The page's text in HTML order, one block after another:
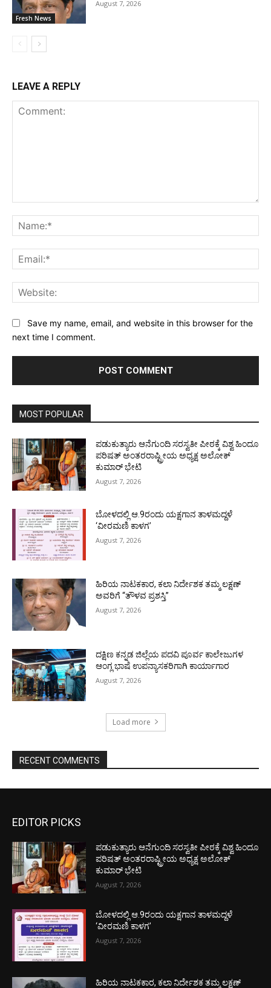
Fresh News
August 7, 2026
LEAVE A REPLY
Save my name, email, and website in this browser for the
next time I comment.
MOST POPULAR
ಪಡುಕುತ್ಯಾರು ಆನೆಗುಂದಿ ಸರಸ್ವತೀ ಪೀಠಕ್ಕೆ ವಿಶ್ವ ಹಿಂದೂ
ಪರಿಷತ್ ಅಂತರರಾಷ್ಟ್ರೀಯ ಅಧ್ಯಕ್ಷ ಅಲೋಕ್
ಕುಮಾರ್ ಭೇಟಿ
August 7, 2026
ಬೋಳದಲ್ಲಿ ಆ.9ರಂದು ಯಕ್ಷಗಾನ ತಾಳಮದ್ದಳೆ
‘ವೀರಮಣಿ ಕಾಳಗ’
August 7, 2026
ಹಿರಿಯ ನಾಟಕಕಾರ, ಕಲಾ ನಿರ್ದೇಶಕ ತಮ್ಮ ಲಕ್ಷಣ್
ಅವರಿಗೆ “ತೌಳವ ಪ್ರಶಸ್ತಿ”
August 7, 2026
ದಕ್ಷಿಣ ಕನ್ನಡ ಜಿಲ್ಲೆಯ ಪದವಿ ಪೂರ್ವ ಕಾಲೇಜುಗಳ
ಆಂಗ್ಲ ಭಾಷೆ ಉಪನ್ಯಾಸಕರಿಗಾಗಿ ಕಾರ್ಯಾಗಾರ
August 7, 2026
Load more
RECENT COMMENTS
EDITOR PICKS
ಪಡುಕುತ್ಯಾರು ಆನೆಗುಂದಿ ಸರಸ್ವತೀ ಪೀಠಕ್ಕೆ ವಿಶ್ವ ಹಿಂದೂ
ಪರಿಷತ್ ಅಂತರರಾಷ್ಟ್ರೀಯ ಅಧ್ಯಕ್ಷ ಅಲೋಕ್
ಕುಮಾರ್ ಭೇಟಿ
August 7, 2026
ಬೋಳದಲ್ಲಿ ಆ.9ರಂದು ಯಕ್ಷಗಾನ ತಾಳಮದ್ದಳೆ
‘ವೀರಮಣಿ ಕಾಳಗ’
August 7, 2026
ಹಿರಿಯ ನಾಟಕಕಾರ, ಕಲಾ ನಿರ್ದೇಶಕ ತಮ್ಮ ಲಕ್ಷಣ್